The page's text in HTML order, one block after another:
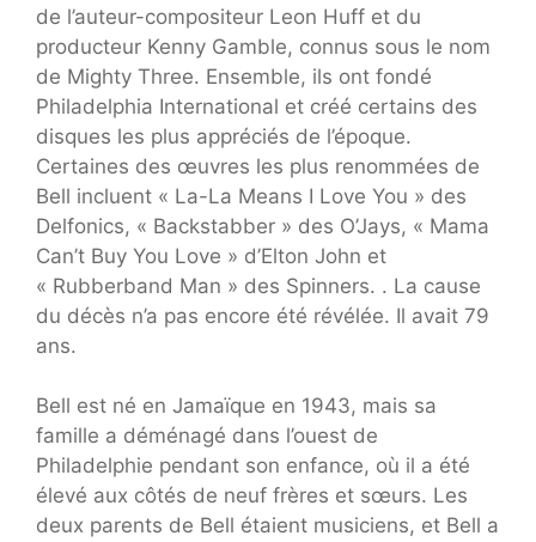
de l’auteur-compositeur Leon Huff et du
producteur Kenny Gamble, connus sous le nom
de Mighty Three. Ensemble, ils ont fondé
Philadelphia International et créé certains des
disques les plus appréciés de l’époque.
Certaines des œuvres les plus renommées de
Bell incluent « La-La Means I Love You » des
Delfonics, « Backstabber » des O’Jays, « Mama
Can’t Buy You Love » d’Elton John et
« Rubberband Man » des Spinners. . La cause
du décès n’a pas encore été révélée. Il avait 79
ans.
Bell est né en Jamaïque en 1943, mais sa
famille a déménagé dans l’ouest de
Philadelphie pendant son enfance, où il a été
élevé aux côtés de neuf frères et sœurs. Les
deux parents de Bell étaient musiciens, et Bell a